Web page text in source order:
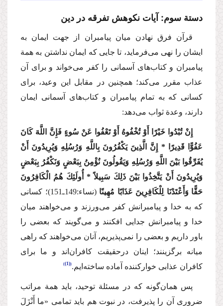
دستة سوم: آیات نكوهش تفرقه در دین
قرآن فرق نهادن میان پیامبران از جهت ایمان به
ایشان را نهی می‌فرماید، تا جایی كه ایمان نداشتن به همة
پیامبران و كتاب‌های آسمانی را كفر می‌خواند و برای آن
عذاب مقرر می‌كند؛ همچنین در مقابل این وعید، برای
كسانی كه به تمام پیامبران و كتاب‌های آسمانی ایمان
دارند، وعدة ثواب می‌دهد:
إِنْ تُبْدُوا خَیْرًا أَوْ تُخْفُوهُ أَوْ تَعْفُوا عَنْ سُوءٍ فَإِنَّ اللَّهَ كَانَ
عَفُوًّا قَدِیرًا * إِنَّ الَّذِینَ یَكْفُرُونَ بِاللَّهِ وَرُسُلِهِ وَیُرِیدُونَ أَنْ
یُفَرِّقُوا بَیْنَ اللَّهِ وَرُسُلِهِ وَیَقُولُونَ نُؤْمِنُ بِبَعْضٍ وَنَكْفُرُ بِبَعْضٍ
وَیُرِیدُونَ أَنْ یَتَّخِذُوا بَیْنَ ذَلِكَ سَبِیلاً * أُولَئِكَ هُمُ الْكَافِرُونَ
حَقًّا وَأَعْتَدْنَا لِلْكَافِرِینَ عَذَابًا مُهِینًا (نساء:149ـ151)؛
كسانی
كه به خدا و پیامبرانش كفر می‌ورزند و می‌خواهند میان
خدا و پیامبرانش جدایی افكنند و می‌گویند كه بعضی را
باور داریم و بعضی را نمی‌پذیریم، آنان می‌خواهند كه راهی
میانه برگزینند؛ اینان درحقیقت كافران‌اند و ما برای
كافران عذابی خواركننده آماده ساخته‌ایم. (1)
پس همان‌گونه كه در مسئلة توحید، باید همة مراتب
ضروری آن را پذیرفت، در نبوت هم باید تمامی «ما نْزَلَ